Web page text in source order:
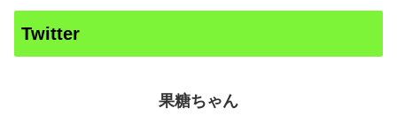
Twitter
果糖ちゃん